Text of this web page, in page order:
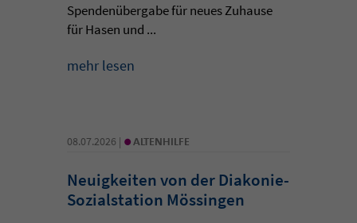
Spendenübergabe für neues Zuhause
für Hasen und ...
mehr lesen
08.07.2026 | • ALTENHILFE
Neuigkeiten von der Diakonie-
Sozialstation Mössingen